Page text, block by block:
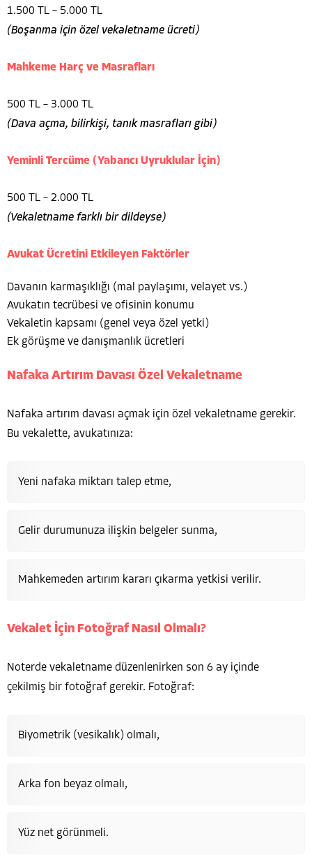
1.500 TL – 5.000 TL
(Boşanma için özel vekaletname ücreti)
Mahkeme Harç ve Masrafları
500 TL – 3.000 TL
(Dava açma, bilirkişi, tanık masrafları gibi)
Yeminli Tercüme (Yabancı Uyruklular İçin)
500 TL – 2.000 TL
(Vekaletname farklı bir dildeyse)
Avukat Ücretini Etkileyen Faktörler
Davanın karmaşıklığı (mal paylaşımı, velayet vs.)
Avukatın tecrübesi ve ofisinin konumu
Vekaletin kapsamı (genel veya özel yetki)
Ek görüşme ve danışmanlık ücretleri
Nafaka Artırım Davası Özel Vekaletname
Nafaka artırım davası açmak için özel vekaletname gerekir.
Bu vekalette, avukatınıza:
Yeni nafaka miktarı talep etme,
Gelir durumunuza ilişkin belgeler sunma,
Mahkemeden artırım kararı çıkarma yetkisi verilir.
Vekalet İçin Fotoğraf Nasıl Olmalı?
Noterde vekaletname düzenlenirken son 6 ay içinde
çekilmiş bir fotoğraf gerekir. Fotoğraf:
Biyometrik (vesikalık) olmalı,
Arka fon beyaz olmalı,
Yüz net görünmeli.